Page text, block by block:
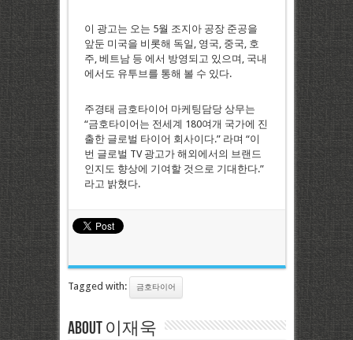
이 광고는 오는 5월 조지아 공장 준공을
앞둔 미국을 비롯해 독일, 영국, 중국, 호
주, 베트남 등 에서 방영되고 있으며, 국내
에서도 유투브를 통해 볼 수 있다.
주경태 금호타이어 마케팅담당 상무는
“금호타이어는 전세계 180여개 국가에 진
출한 글로벌 타이어 회사이다.” 라며 “이
번 글로벌 TV 광고가 해외에서의 브랜드
인지도 향상에 기여할 것으로 기대한다.”
라고 밝혔다.
Tagged with: 금호타이어
About 이재욱